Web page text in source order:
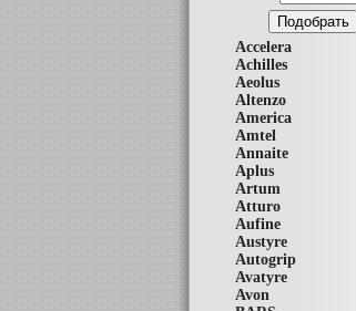
Accelera
Achilles
Aeolus
Altenzo
America
Amtel
Annaite
Aplus
Artum
Atturo
Aufine
Austyre
Autogrip
Avatyre
Avon